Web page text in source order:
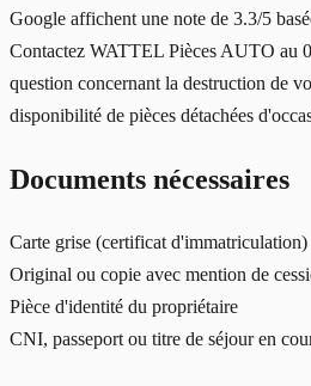
Google affichent une note de 3.3/5
Contactez WATTEL Pièces AUTO au
question concernant la destruction de
disponibilité de pièces détachées
Documents nécessaires
Carte grise (certificat d'immatriculation)
Original ou copie avec mention de
Pièce d'identité du propriétaire
CNI, passeport ou titre de séjour en